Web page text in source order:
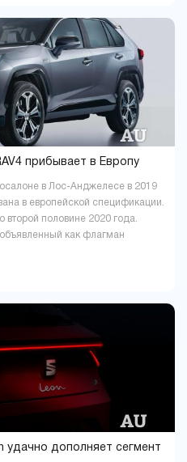
прибывает в Европу
в Лос-Анджелесе в 2019
в европейской спецификации.
второй половине 2020 года.
как флагман
удачно дополняет сегмент